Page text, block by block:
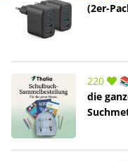
(2er-
220
die